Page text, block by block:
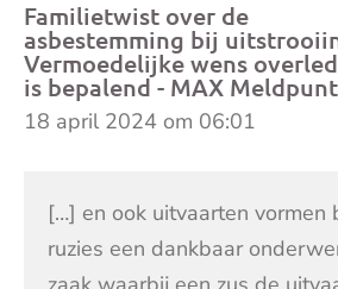
Familietwist over de
asbestemming bij
Vermoedelijke wens
is bepalend - MAX Meldpunt
18 april 2024 om 06:01
[…] en ook uitvaarten vormen
ruzies een dankbaar